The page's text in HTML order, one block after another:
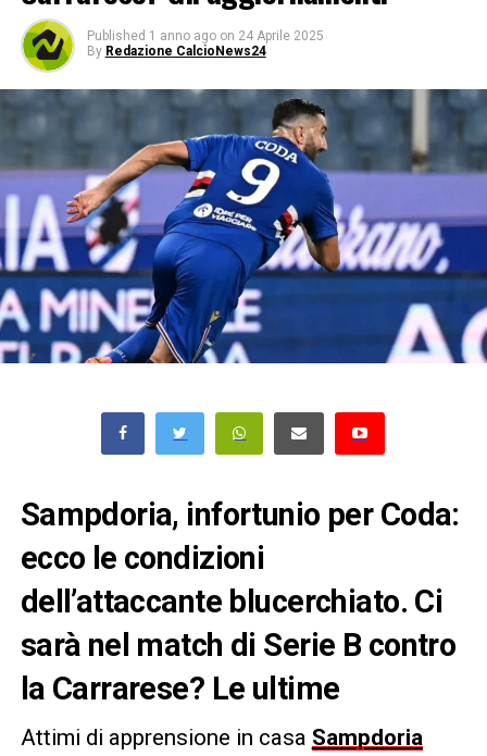
Published 1 anno ago on 24 Aprile 2025
By Redazione CalcioNews24
Sampdoria, infortunio per Coda:
ecco le condizioni
dell’attaccante blucerchiato. Ci
sarà nel match di Serie B contro
la Carrarese? Le ultime
Attimi di apprensione in casa Sampdoria